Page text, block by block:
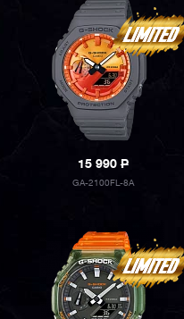
15 990P
GA-2100FL-8A